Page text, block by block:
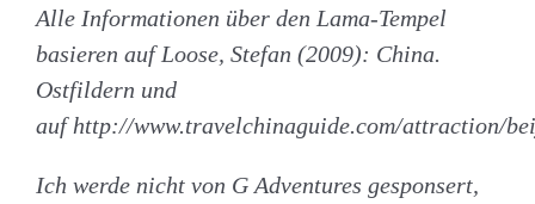
Alle Informationen über den Lama-Tempel
basieren auf Loose, Stefan (2009): China.
Ostfildern und
aufhttp://www.travelchinaguide.com/attraction/
Ich werde nicht von G Adventures gesponsert,